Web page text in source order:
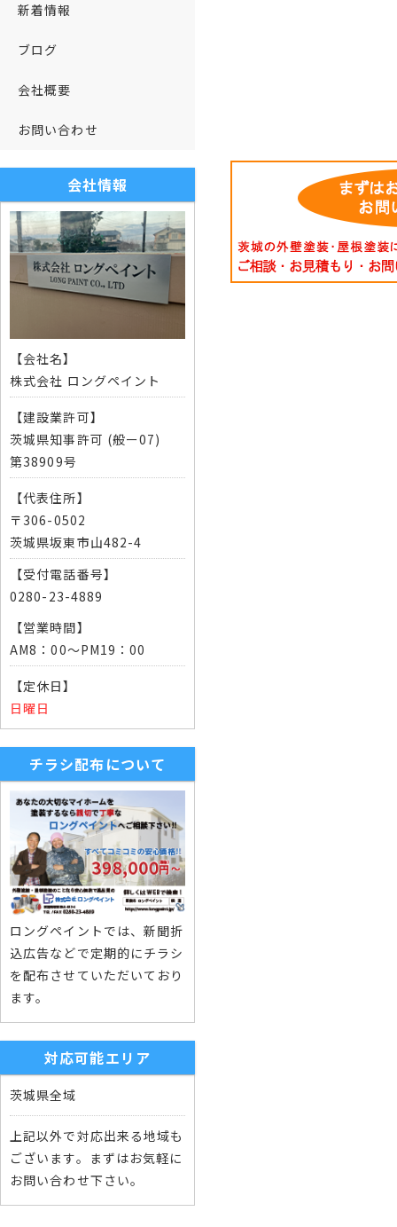
新着情報
ブログ
会社概要
お問い合わせ
会社情報
【会社名】
株式会社 ロングペイント
【建設業許可】
茨城県知事許可 (般ー07)
第38909号
【代表住所】
〒306-0502
茨城県坂東市山482-4
【受付電話番号】
0280-23-4889
【営業時間】
AM8：00～PM19：00
【定休日】
日曜日
チラシ配布について
ロングペイントでは、新聞折
込広告などで定期的にチラシ
を配布させていただいており
ます。
対応可能エリア
茨城県全域
上記以外で対応出来る地域も
ございます。まずはお気軽に
お問い合わせ下さい。